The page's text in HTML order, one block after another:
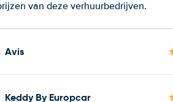
van deze verhuurbedrijven.
Avis
Keddy By Europcar